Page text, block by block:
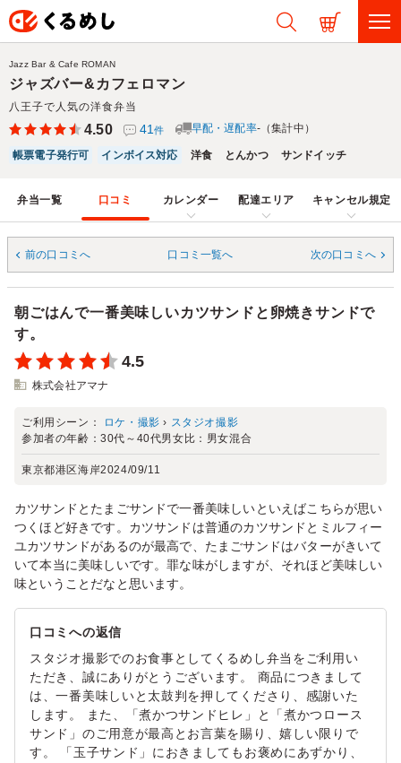
ジャズバー&カフェロマン
八王子で人気の洋食弁当
Jazz Bar & Cafe ROMAN
4.50 41件 早配・遅配率-（集計中）
帳票電子発行可 インボイス対応 洋食 とんかつ サンドイッチ
弁当一覧 口コミ カレンダー 配達エリア キャンセル規定
前の口コミへ 口コミ一覧へ 次の口コミへ
朝ごはんで一番美味しいカツサンドと卵焼きサンドで
す。
4.5
株式会社アマナ
ご利用シーン： ロケ・撮影 › スタジオ撮影
参加者の年齢：30代～40代男女比： 男女混合
東京都港区海岸2024/09/11
カツサンドとたまごサンドで一番美味しいといえばこちらが思い
つくほど好きです。カツサンドは普通のカツサンドとミルフィー
ユカツサンドがあるのが最高で、たまごサンドはバターがきいて
いて本当に美味しいです。罪な味がしますが、それほど美味しい
味ということだなと思います。
口コミへの返信
スタジオ撮影でのお食事としてくるめし弁当をご利用い
ただき、誠にありがとうございます。 商品につきまして
は、一番美味しいと太鼓判を押してくださり、感謝いた
します。 また、「煮かつサンドヒレ」と「煮かつロース
サンド」のご用意が最高とお言葉を賜り、嬉しい限りで
す。 「玉子サンド」におきましてもお褒めにあずかり、